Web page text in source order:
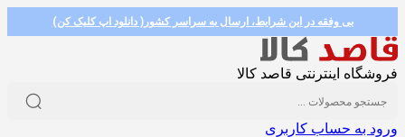
بی وفقه در این شرایط، ارسال به سراسر کشور( دانلود اپ کلیک کن)
فروشگاه اینترنتی قاصد کالا
ورود به حساب کاربری